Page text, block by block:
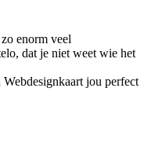
enorm veel
dat je niet weet wie het
jou perfect